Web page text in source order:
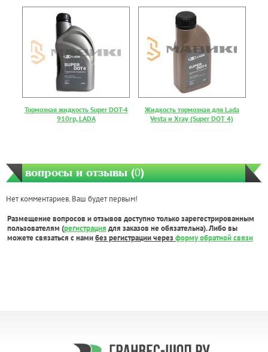
Тормозная жидкость Super DOT-4
910гр, LADA
Жидкость тормозная для Lada
Vesta и Xray (Super DOT 4)
вопросы и отзывы (0)
Нет комментариев. Ваш будет первым!
Размещение вопросов и отзывов доступно только зарегестрированным
пользователям (регистрация для заказов не обязательна). Либо вы
можете связаться с намибез регистрации через форму обратной связи